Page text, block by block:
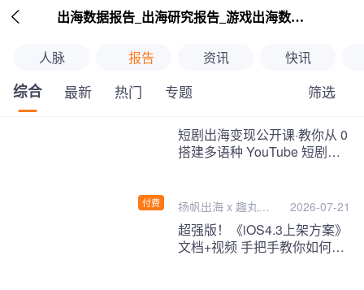
 出海数据报告_出海研究报告_游戏出海数据报告_海外趋势分析-扬帆出海
人脉 报告 资讯 快讯
综合 最新 热门 专题 筛选
继续下拉刷新
付费
短剧出海变现公开课·教你从 0
搭建多语种 YouTube 短剧频
扬帆出海 x 趣丸千 2026-07-21
超强版！《iOS4.3上架方案》
文档+视频 手把手教你如何一